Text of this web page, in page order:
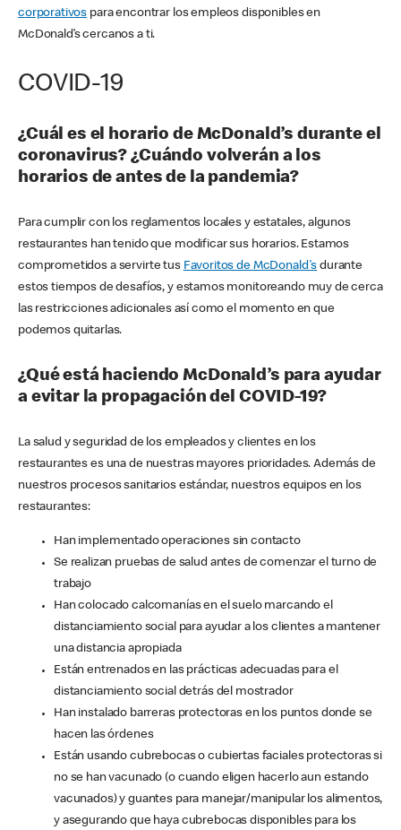
corporativos para encontrar los empleos disponibles en
McDonald’s cercanos a ti.
COVID-19
¿Cuál es el horario de McDonald’s durante el
coronavirus? ¿Cuándo volverán a los
horarios de antes de la pandemia?
Para cumplir con los reglamentos locales y estatales, algunos
restaurantes han tenido que modificar sus horarios. Estamos
comprometidos a servirte tus Favoritos de McDonald's durante
estos tiempos de desafíos, y estamos monitoreando muy de cerca
las restricciones adicionales así como el momento en que
podemos quitarlas.
¿Qué está haciendo McDonald’s para ayudar
a evitar la propagación del COVID-19?
La salud y seguridad de los empleados y clientes en los
restaurantes es una de nuestras mayores prioridades. Además de
nuestros procesos sanitarios estándar, nuestros equipos en los
restaurantes:
Han implementado operaciones sin contacto
Se realizan pruebas de salud antes de comenzar el turno de
trabajo
Han colocado calcomanías en el suelo marcando el
distanciamiento social para ayudar a los clientes a mantener
una distancia apropiada
Están entrenados en las prácticas adecuadas para el
distanciamiento social detrás del mostrador
Han instalado barreras protectoras en los puntos donde se
hacen las órdenes
Están usando cubrebocas o cubiertas faciales protectoras si
no se han vacunado (o cuando eligen hacerlo aun estando
vacunados) y guantes para manejar/manipular los alimentos,
y asegurando que haya cubrebocas disponibles para los